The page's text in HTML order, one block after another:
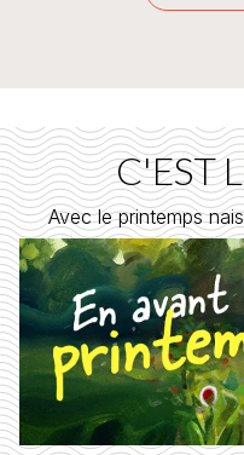
C'EST
Avec le printemps